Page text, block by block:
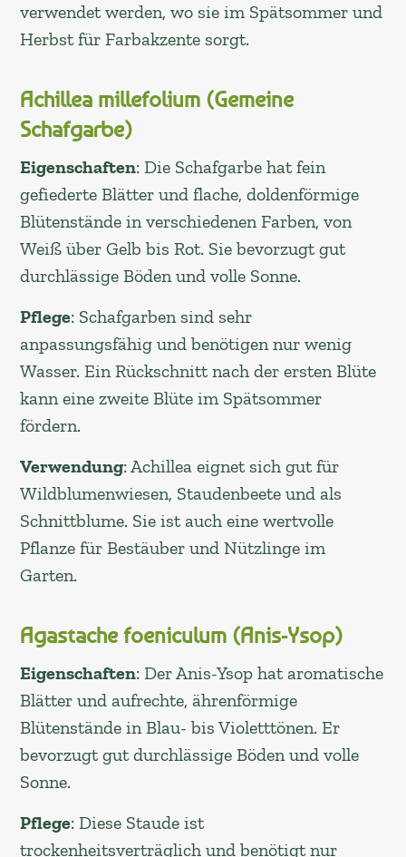
verwendet werden, wo sie im Spätsommer und
Herbst für Farbakzente sorgt.
Achillea millefolium (Gemeine
Schafgarbe)
Eigenschaften: Die Schafgarbe hat fein
gefiederte Blätter und flache, doldenförmige
Blütenstände in verschiedenen Farben, von
Weiß über Gelb bis Rot. Sie bevorzugt gut
durchlässige Böden und volle Sonne.
Pflege: Schafgarben sind sehr
anpassungsfähig und benötigen nur wenig
Wasser. Ein Rückschnitt nach der ersten Blüte
kann eine zweite Blüte im Spätsommer
fördern.
Verwendung: Achillea eignet sich gut für
Wildblumenwiesen, Staudenbeete und als
Schnittblume. Sie ist auch eine wertvolle
Pflanze für Bestäuber und Nützlinge im
Garten.
Agastache foeniculum (Anis-Ysop)
Eigenschaften: Der Anis-Ysop hat aromatische
Blätter und aufrechte, ährenförmige
Blütenstände in Blau- bis Violetttönen. Er
bevorzugt gut durchlässige Böden und volle
Sonne.
Pflege: Diese Staude ist
trockenheitsverträglich und benötigt nur